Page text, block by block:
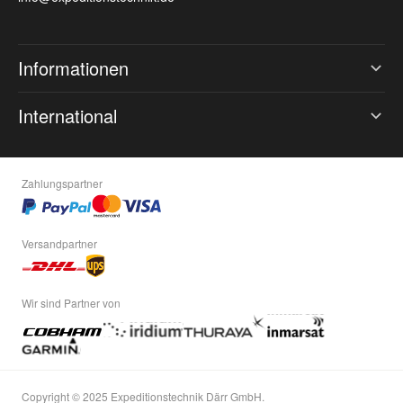
Informationen
International
Zahlungspartner
Versandpartner
Wir sind Partner von
Copyright © 2025 Expeditionstechnik Därr GmbH.